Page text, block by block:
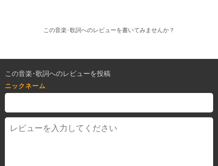
この音楽･歌詞へのレビューを書いてみませんか？
この音楽･歌詞へのレビューを投稿
ニックネーム